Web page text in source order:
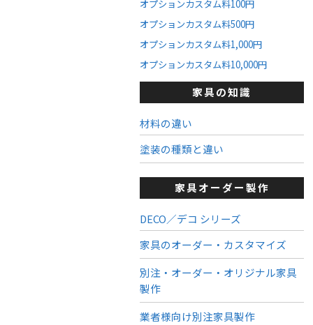
オプションカスタム料100円
オプションカスタム料500円
オプションカスタム料1,000円
オプションカスタム料10,000円
家具の知識
材料の違い
塗装の種類と違い
家具オーダー製作
DECO／デコ シリーズ
家具のオーダー・カスタマイズ
別注・オーダー・オリジナル家具
製作
業者様向け別注家具製作